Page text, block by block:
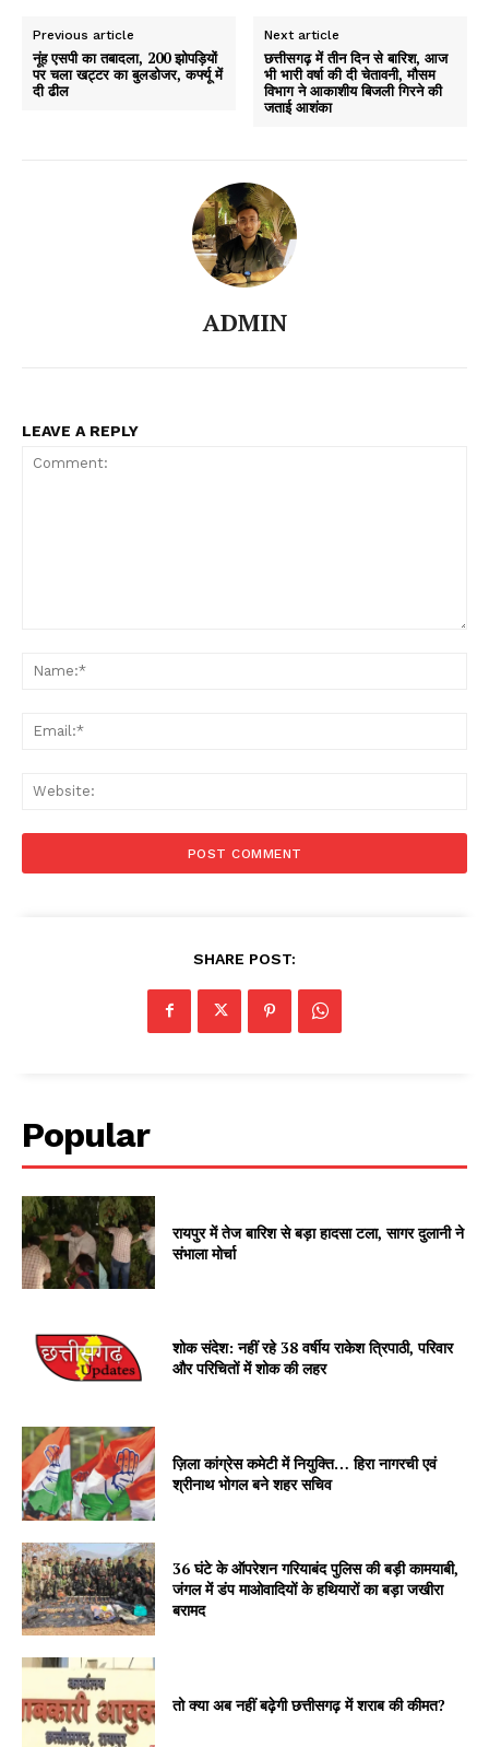
Previous article
नूंह एसपी का तबादला, 200 झोपड़ियों
पर चला खट्टर का बुलडोजर, कर्फ्यू में
दी ढील
Next article
छत्तीसगढ़ में तीन दिन से बारिश, आज
भी भारी वर्षा की दी चेतावनी, मौसम
विभाग ने आकाशीय बिजली गिरने की
जताई आशंका
ADMIN
LEAVE A REPLY
SHARE POST:
Popular
रायपुर में तेज बारिश से बड़ा हादसा टला, सागर दुलानी ने
संभाला मोर्चा
शोक संदेश: नहीं रहे 38 वर्षीय राकेश त्रिपाठी, परिवार
और परिचितों में शोक की लहर
ज़िला कांग्रेस कमेटी में नियुक्ति… हिरा नागरची एवं
श्रीनाथ भोगल बने शहर सचिव
36 घंटे के ऑपरेशन गरियाबंद पुलिस की बड़ी कामयाबी,
जंगल में डंप माओवादियों के हथियारों का बड़ा जखीरा
बरामद
तो क्या अब नहीं बढ़ेगी छत्तीसगढ़ में शराब की कीमत?